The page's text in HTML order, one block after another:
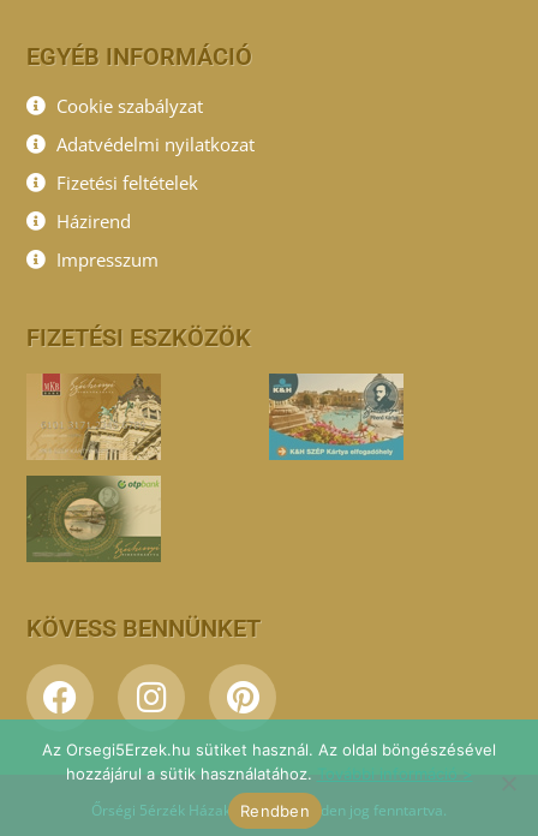
EGYÉB INFORMÁCIÓ
Cookie szabályzat
Adatvédelmi nyilatkozat
Fizetési feltételek
Házirend
Impresszum
FIZETÉSI ESZKÖZÖK
KÖVESS BENNÜNKET
Őrségi 5érzék Házak © 2026 - Minden jog fenntartva.
Az Orsegi5Erzek.hu sütiket használ. Az oldal böngészésével
hozzájárul a sütik használatához. További információ >
Rendben